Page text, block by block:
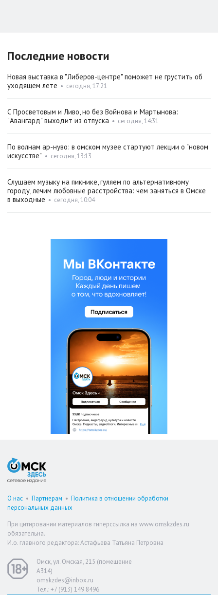
Последние новости
Новая выставка в "Либеров-центре" поможет не грустить об
уходящем лете • сегодня, 17:21
С Просветовым и Ливо, но без Войнова и Мартынова:
"Авангард" выходит из отпуска • сегодня, 14:31
По волнам ар-нуво: в омском музее стартуют лекции о "новом
искусстве" • сегодня, 13:13
Слушаем музыку на пикнике, гуляем по альтернативному
городу, лечим любовные расстройства: чем заняться в Омске
в выходные • сегодня, 10:04
О нас • Партнерам • Политика в отношении обработки
персональных данных
При цитировании материалов гиперссылка на www.omskzdes.ru
обязательна.
И.о. главного редактора: Астафьева Татьяна Петровна
Омск, ул. Омская, 215 (помещение
А314)
omskzdes@inbox.ru
Тел.: +7 (913) 149 8496